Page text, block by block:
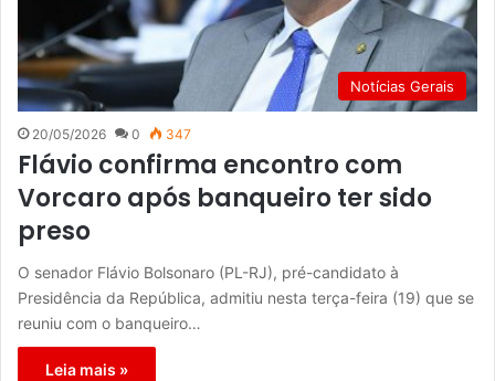
Notícias Gerais
20/05/2026 0 347
Flávio confirma encontro com
Vorcaro após banqueiro ter sido
preso
O senador Flávio Bolsonaro (PL-RJ), pré-candidato à
Presidência da República, admitiu nesta terça-feira (19) que se
reuniu com o banqueiro…
Leia mais »